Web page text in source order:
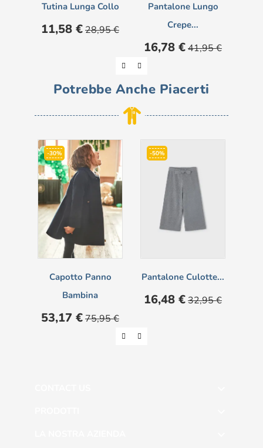
Tutina Lunga Collo
Prezzo
11,58 € Prezzo
base
28,95 €
Pantalone Lungo
Crepe...
Prezzo
16,78 € Prezzo
base
41,95 €
Potrebbe Anche Piacerti
-30%
Capotto Panno
Bambina
Prezzo
53,17 € Prezzo
base
75,95 €
-50%
Pantalone Culotte...
Prezzo
16,48 € Prezzo
base
32,95 €